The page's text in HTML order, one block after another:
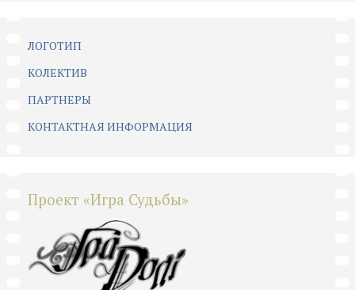
ЛОГОТИП
КОЛЕКТИВ
ПАРТНЕРЫ
КОНТАКТНАЯ ИНФОРМАЦИЯ
Проект «Игра Судьбы»